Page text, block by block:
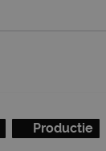
Productie